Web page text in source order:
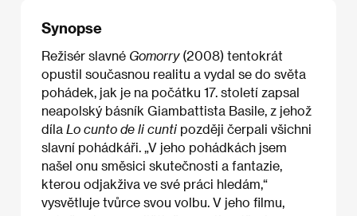
Synopse
Režisér slavné Gomorry(2008) tentokrát
opustil současnou realitu a vydal se do světa
pohádek, jak je na počátku 17. století zapsal
neapolský básník Giambattista Basile, z jehož
díla Lo cunto de li cunti později čerpali všichni
slavní pohádkáři. „V jeho pohádkách jsem
našel onu směsici skutečnosti a fantazie,
kterou odjakživa ve své práci hledám,“
vysvětluje tvůrce svou volbu. V jeho filmu,